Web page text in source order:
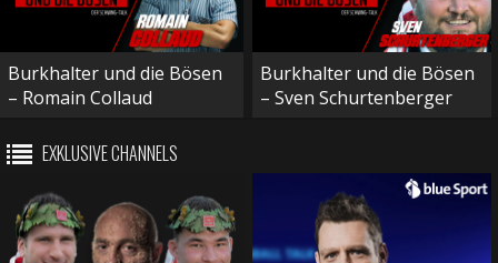
Burkhalter und die Bösen
– Romain Collaud
Burkhalter und die Bösen
– Sven Schurtenberger
EXKLUSIVE CHANNELS